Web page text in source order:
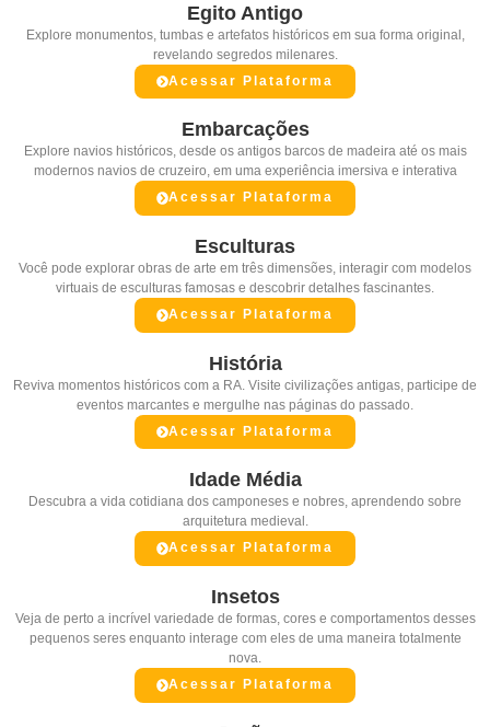
Egito Antigo
Explore monumentos, tumbas e artefatos históricos em sua forma original,
revelando segredos milenares.
Acessar Plataforma
Embarcações
Explore navios históricos, desde os antigos barcos de madeira até os mais
modernos navios de cruzeiro, em uma experiência imersiva e interativa
Acessar Plataforma
Esculturas
Você pode explorar obras de arte em três dimensões, interagir com modelos
virtuais de esculturas famosas e descobrir detalhes fascinantes.
Acessar Plataforma
História
Reviva momentos históricos com a RA. Visite civilizações antigas, participe de
eventos marcantes e mergulhe nas páginas do passado.
Acessar Plataforma
Idade Média
Descubra a vida cotidiana dos camponeses e nobres, aprendendo sobre
arquitetura medieval.
Acessar Plataforma
Insetos
Veja de perto a incrível variedade de formas, cores e comportamentos desses
pequenos seres enquanto interage com eles de uma maneira totalmente
nova.
Acessar Plataforma